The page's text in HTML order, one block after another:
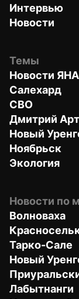
Интервью
Новости
Темы
Новости
Салехард
СВО
Дмитрий
Новый
Ноябрьск
Экология
Новости по
Волноваха
Тарко-Сале
Новый
Лабытнанги